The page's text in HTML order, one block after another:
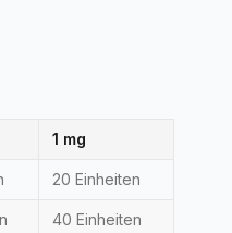
1 mg
20 Einheiten
40 Einheiten